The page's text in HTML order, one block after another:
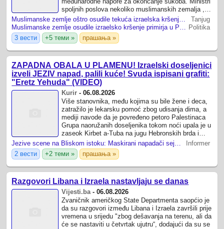
spoljnih poslova nekoliko muslimanskih zemalja ,
uključujući Tursku , Saudijsku ...
Tanjug
Politika
3 вести
+5 теми » прашања »
ZAPADNA OBALA U PLAMENU! Izraelski doseljenici
izveli JEZIV napad, palili kuće! Svuda ispisani grafiti:
"Eretz Yehuda" (VIDEO)
Kurir -06.08.2026
Više stanovnika, među kojima su bile žene i deca,
zatražilo je lekarsku pomoć zbog udisanja dima, a
mediji navode da je povređeno petoro Palestinaca
Grupa naoružanih doseljenika tokom noći upala je u
zaseok Kirbet a-Tuba na jugu Hebronskih brda i
zapalila nekoliko stambenih ...
Informer
2 вести
+2 теми » прашања »
Razgovori Libana i Izraela nastavljaju se danas
Vijesti.ba-06.08.2026
Zvaničnik američkog State Departmenta saopćio je
da su razgovori između Libana i Izraela završili prije
vremena u srijedu "zbog dešavanja na terenu, ali da
će se nastaviti u četvrtak ujutru“, dodajući da su se